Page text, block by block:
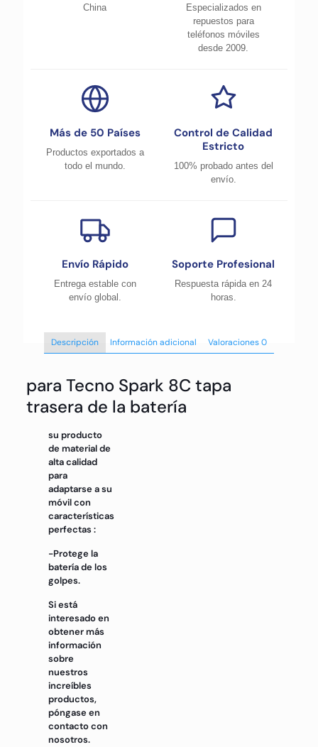
China
Especializados en
repuestos para
teléfonos móviles
desde 2009.
Más de 50 Países
Productos exportados a
todo el mundo.
Control de Calidad
Estricto
100% probado antes del
envío.
Envío Rápido
Entrega estable con
envío global.
Soporte Profesional
Respuesta rápida en 24
horas.
Descripción Información adicional Valoraciones0
para Tecno Spark 8C tapa
trasera de la batería
su producto
de material de
alta calidad
para
adaptarse a su
móvil con
características
perfectas :
-Protege la
batería de los
golpes.
Si está
interesado en
obtener más
información
sobre
nuestros
increíbles
productos,
póngase en
contacto con
nosotros.